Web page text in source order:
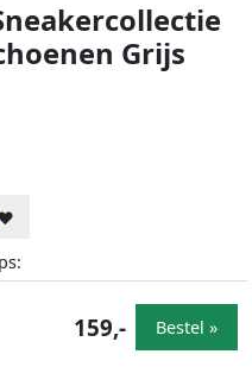
Grijs
159,- Bestel »